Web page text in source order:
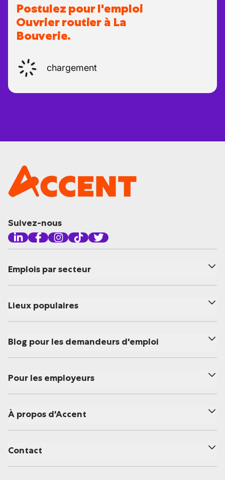
Postulez pour l'emploi
Ouvrier routier à La
Bouverie.
chargement
Suivez-nous
Emplois par secteur
Lieux populaires
Blog pour les demandeurs d'emploi
Pour les employeurs
À propos d'Accent
Contact